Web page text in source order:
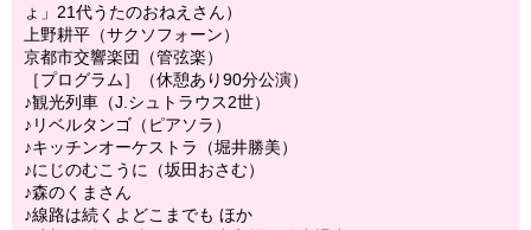
ょ」21代うたのおねえさん）
上野耕平（サクソフォーン）
京都市交響楽団（管弦楽）
［プログラム］（休憩あり90分公演）
♪観光列車（J.シュトラウス2世）
♪リベルタンゴ（ピアソラ）
♪キッチンオーケストラ（堀井勝美）
♪にじのむこうに（坂田おさむ）
♪森のくまさん
♪線路は続くよどこまでも ほか